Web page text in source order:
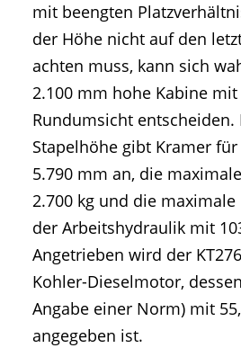
mit beengten
der Höhe nicht auf den
achten muss, kann sich
2.100 mm hohe Kabine
Rundumsicht
Stapelhöhe gibt Kramer
5.790 mm an, die
2.700 kg und die
der Arbeitshydraulik mit
Angetrieben wird der
Kohler-Dieselmotor,
Angabe einer Norm) mit
angegeben ist.